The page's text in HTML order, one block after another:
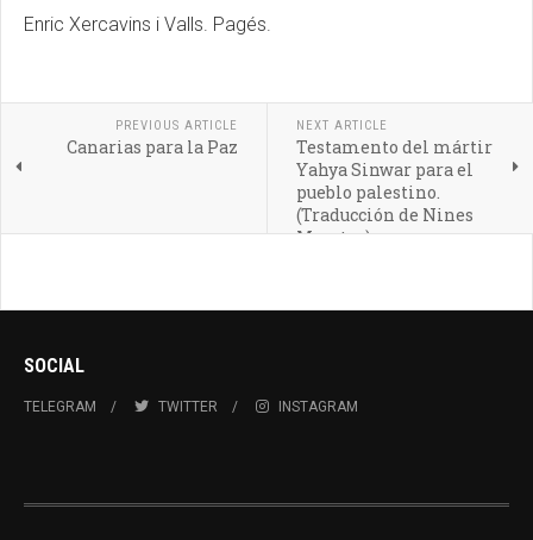
Enric Xercavins i Valls. Pagés.
PREVIOUS ARTICLE
Canarias para la Paz
NEXT ARTICLE
Testamento del mártir
Yahya Sinwar para el
pueblo palestino.
(Traducción de Nines
Maestro)
SOCIAL
TELEGRAM TWITTER INSTAGRAM